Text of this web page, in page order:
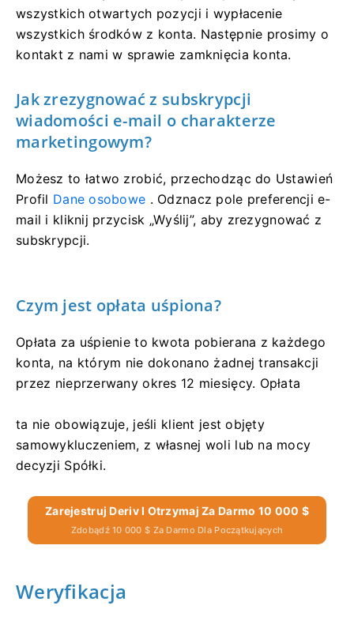
wszystkich otwartych pozycji i wypłacenie
wszystkich środków z konta. Następnie prosimy o
kontakt z nami w sprawie zamknięcia konta.
Jak zrezygnować z subskrypcji
wiadomości e-mail o charakterze
marketingowym?
Możesz to łatwo zrobić, przechodząc do Ustawień
Profil Dane osobowe . Odznacz pole preferencji e-
mail i kliknij przycisk „Wyślij”, aby zrezygnować z
subskrypcji.
Czym jest opłata uśpiona?
Opłata za uśpienie to kwota pobierana z każdego
konta, na którym nie dokonano żadnej transakcji
przez nieprzerwany okres 12 miesięcy. Opłata
ta nie obowiązuje, jeśli klient jest objęty
samowykluczeniem, z własnej woli lub na mocy
decyzji Spółki.
Zarejestruj Deriv I Otrzymaj Za Darmo 10 000 $
Zdobądź 10 000 $ Za Darmo Dla Początkujących
Weryfikacja